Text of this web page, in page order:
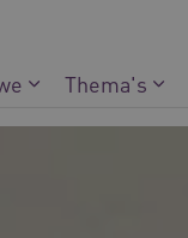
Thema's